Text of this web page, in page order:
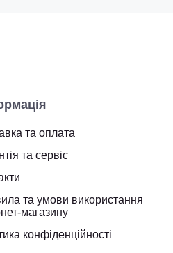
та оплата
та сервіс
та умови використання
магазину
конфіденційності